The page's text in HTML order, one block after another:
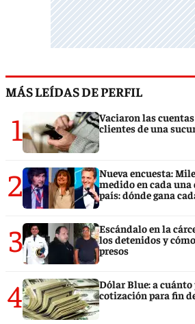
MÁS LEÍDAS DE PERFIL
1
Vaciaron las
clientes de una
2
Nueva encuesta:
medido en cada
país: dónde gana
3
Escándalo en la
los detenidos y
presos
4
Dólar Blue: a cuánto
cotización para fin